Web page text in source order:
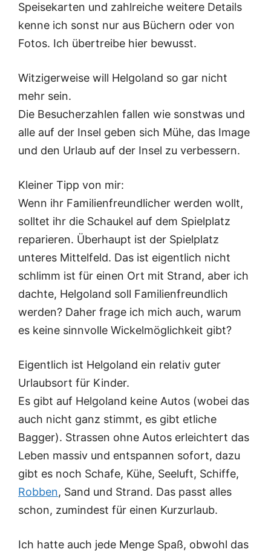
Speisekarten und zahlreiche weitere Details
kenne ich sonst nur aus Büchern oder von
Fotos. Ich übertreibe hier bewusst.
Witzigerweise will Helgoland so gar nicht
mehr sein.
Die Besucherzahlen fallen wie sonstwas und
alle auf der Insel geben sich Mühe, das Image
und den Urlaub auf der Insel zu verbessern.
Kleiner Tipp von mir:
Wenn ihr Familienfreundlicher werden wollt,
solltet ihr die Schaukel auf dem Spielplatz
reparieren. Überhaupt ist der Spielplatz
unteres Mittelfeld. Das ist eigentlich nicht
schlimm ist für einen Ort mit Strand, aber ich
dachte, Helgoland soll Familienfreundlich
werden? Daher frage ich mich auch, warum
es keine sinnvolle Wickelmöglichkeit gibt?
Eigentlich ist Helgoland ein relativ guter
Urlaubsort für Kinder.
Es gibt auf Helgoland keine Autos (wobei das
auch nicht ganz stimmt, es gibt etliche
Bagger). Strassen ohne Autos erleichtert das
Leben massiv und entspannen sofort, dazu
gibt es noch Schafe, Kühe, Seeluft, Schiffe,
Robben, Sand und Strand. Das passt alles
schon, zumindest für einen Kurzurlaub.
Ich hatte auch jede Menge Spaß, obwohl das